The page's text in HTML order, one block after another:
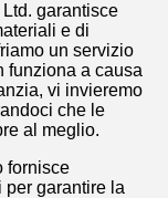
garantisce
e di
un servizio
funziona a causa
vi invieremo
che le
al meglio.
fornisce
garantire la